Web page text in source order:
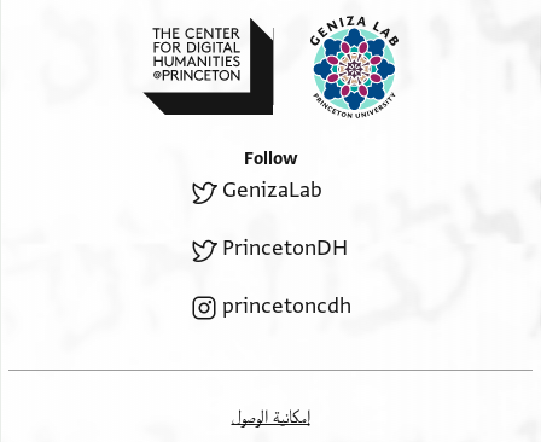
Follow
GenizaLab
PrincetonDH
princetoncdh
إمكانية الوصول